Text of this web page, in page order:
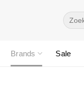
Zoeken
naar:
Brands Sale